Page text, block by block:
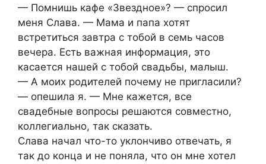
— Помнишь кафе «Звездное»? — спросил
меня Слава. — Мама и папа хотят
встретиться завтра с тобой в семь часов
вечера. Есть важная информация, это
касается нашей с тобой свадьбы, малыш.
— А моих родителей почему не пригласили?
— опешила я. — Мне кажется, все
свадебные вопросы решаются совместно,
коллегиально, так сказать.
Слава начал что-то уклончиво отвечать, я
так до конца и не поняла, что он мне хотел